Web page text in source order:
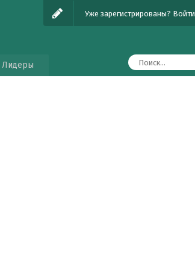
Уже зарегистрированы? Войти
Лидеры